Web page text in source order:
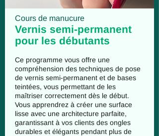
Cours de manucure
Vernis semi-permanent
pour les débutants
Ce programme vous offre une
compréhension des techniques de pose
de vernis semi-permanent et de bases
teintées, vous permettant de les
maîtriser correctement dès le début.
Vous apprendrez à créer une surface
lisse avec une architecture parfaite,
garantissant à vos clients des ongles
durables et élégants pendant plus de